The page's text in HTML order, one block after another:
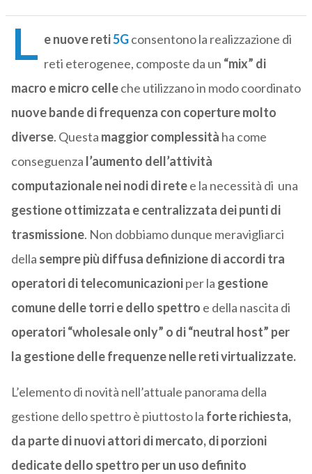
L e nuove reti5Gconsentono la realizzazione di
reti eterogenee, composte da un “mix” di
macro e micro celleche utilizzano in modo coordinato
nuove bande di frequenza con coperture molto
diverse. Questa maggior complessità ha come
conseguenza l’aumento dell’attività
computazionale nei nodi di retee la necessità di una
gestione ottimizzata e centralizzata dei punti di
trasmissione. Non dobbiamo dunque meravigliarci
della sempre più diffusa definizione di accordi tra
operatori di telecomunicazioniper la gestione
comune delle torrie dello spettro e della nascita di
operatori “wholesale only” o di “neutral host” per
la gestione delle frequenze nelle reti virtualizzate.
L’elemento di novità nell’attuale panorama della
gestione dello spettro è piuttosto la forte richiesta,
da parte di nuovi attori di mercato, di porzioni
dedicate dello spettro per un uso definito